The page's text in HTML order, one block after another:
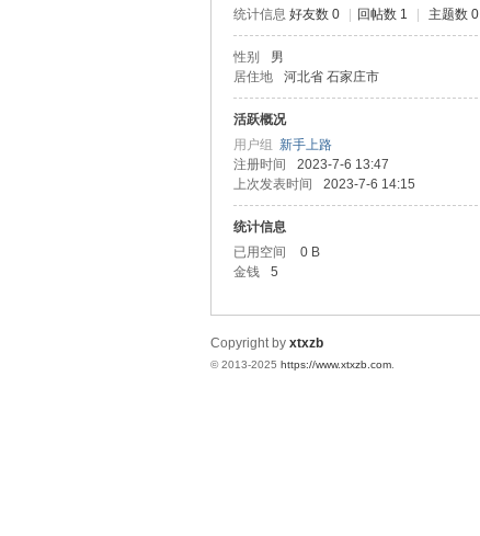
下
统计信息 好友数 0 回帖数 1 主题数 0
性别 男
居住地
河北省 石家庄市
活跃概况
用户组 新手上路
注册时间
2023-7-6 13:47
上次发表时间
2023-7-6 14:15
统计信息
已用空间
0 B
金钱
5
Copyright by xtxzb
© 2013-2025 https://www.xtxzb.com